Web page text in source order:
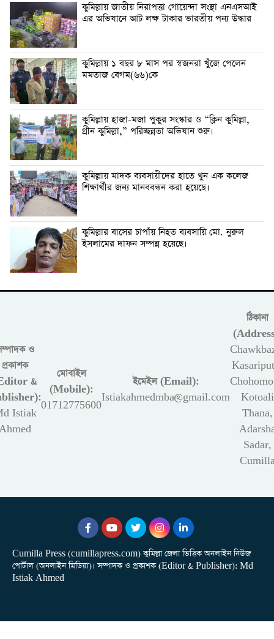
কুমিল্লায় জাতীয় নিরাপত্তা গোয়েন্দা সংস্থা এনএসআই
এর অভিযানে আট লক্ষ টাকার ভারতীয় পন্য উদ্ধার
কুমিল্লায় ১ বছর ৮ মাস পর স্বজনরা খুঁজে পেলেন
মমতাজ বেগম(৬৬)কে
কুমিল্লায় হাজা-মজা পুকুর সংস্কার ও “ক্লিন কুমিল্লা,
গ্রীন কুমিল্লা,” পরিচ্ছন্নতা অভিযান শুরু।
কুমিল্লায় মাদক ব্যবসায়ীদের হাতে খুন এক কলেজ
শিক্ষার্থীর জন্য মানববন্ধন করা হয়েছে।
কুমিল্লার বাসের চাপাঁয় নিহত ব্যবসায়ি মো. নুরুল
ইসলামের দাফন সম্পন্ন হয়েছে।
ও
প্রকাশক
&
Istiak
মোবাইল
(Mobile):
01712775600
ইমেইল (Email):
Istiakahmedmba@gmail.com
ঠিকানা
Kotoali
Thana,
Sadar,
Cumilla Press (cumillapress.com) কুমিল্লা জেলা ভিত্তিক অনলাইন নিউজ
পোর্টাল (অনলাইন মিডিয়া)। সম্পাদক ও প্রকাশক (Editor & Publisher): Md
Istiak Ahmed